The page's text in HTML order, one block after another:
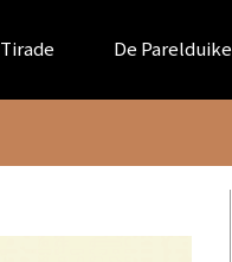
Tirade De